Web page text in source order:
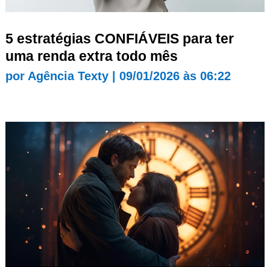
5 estratégias CONFIÁVEIS para ter
uma renda extra todo mês
por Agência Texty| 09/01/2026 às 06:22